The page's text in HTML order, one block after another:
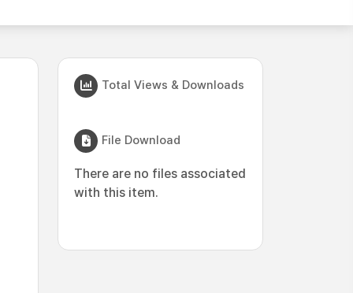
Total Views & Downloads
File Download
There are no files associated
with this item.